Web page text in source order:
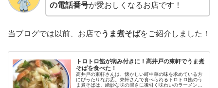
の電話番号が愛おしくなるお店です！
当ブログでは以前、お店でうま煮そばをご紹介しました！
トロトロ餡が病み付きに！高井戸の東軒でうま煮
そばを食べた！
高井戸の東軒さんは、懐かしい町中華の味を求めている方
にぴったりなお店。東軒さんで食べられるトロトロ餡のう
ま煮そばは、絶妙な味の濃さに後引く味わいのラーメンで